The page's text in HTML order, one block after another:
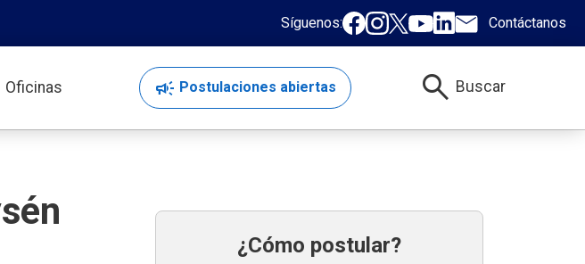
Síguenos: Contáctanos
Oficinas campaign Postulaciones abiertas search Buscar
¿Cómo postular?